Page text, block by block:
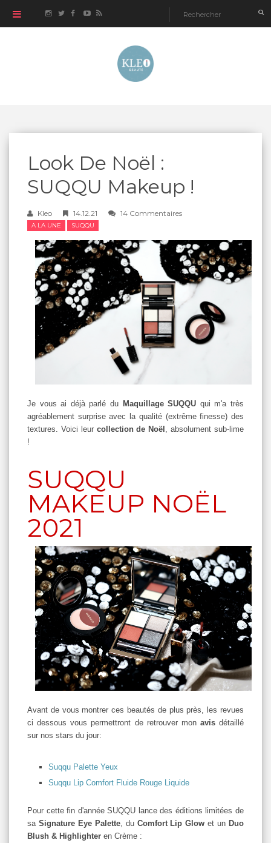
Look De Noël :
SUQQU Makeup !
Kleo 14.12.21 14 Commentaires
A LA UNE SUQQU
Je vous ai déjà parlé du Maquillage SUQQU qui m'a très
agréablement surprise avec la qualité (extrême finesse) des
textures. Voici leur collection de Noël , absolument sub-lime
!
SUQQU
MAKEUP NOËL
2021
Avant de vous montrer ces beautés de plus près, les revues
ci dessous vous permettront de retrouver mon avis détaillé
sur nos stars du jour:
Suqqu Palette Yeux
Suqqu Lip Comfort Fluide Rouge Liquide
Pour cette fin d'année SUQQU lance des éditions limitées de
sa Signature Eye Palette, du Comfort Lip Glow et un Duo
Blush & Highlighter en Crème :